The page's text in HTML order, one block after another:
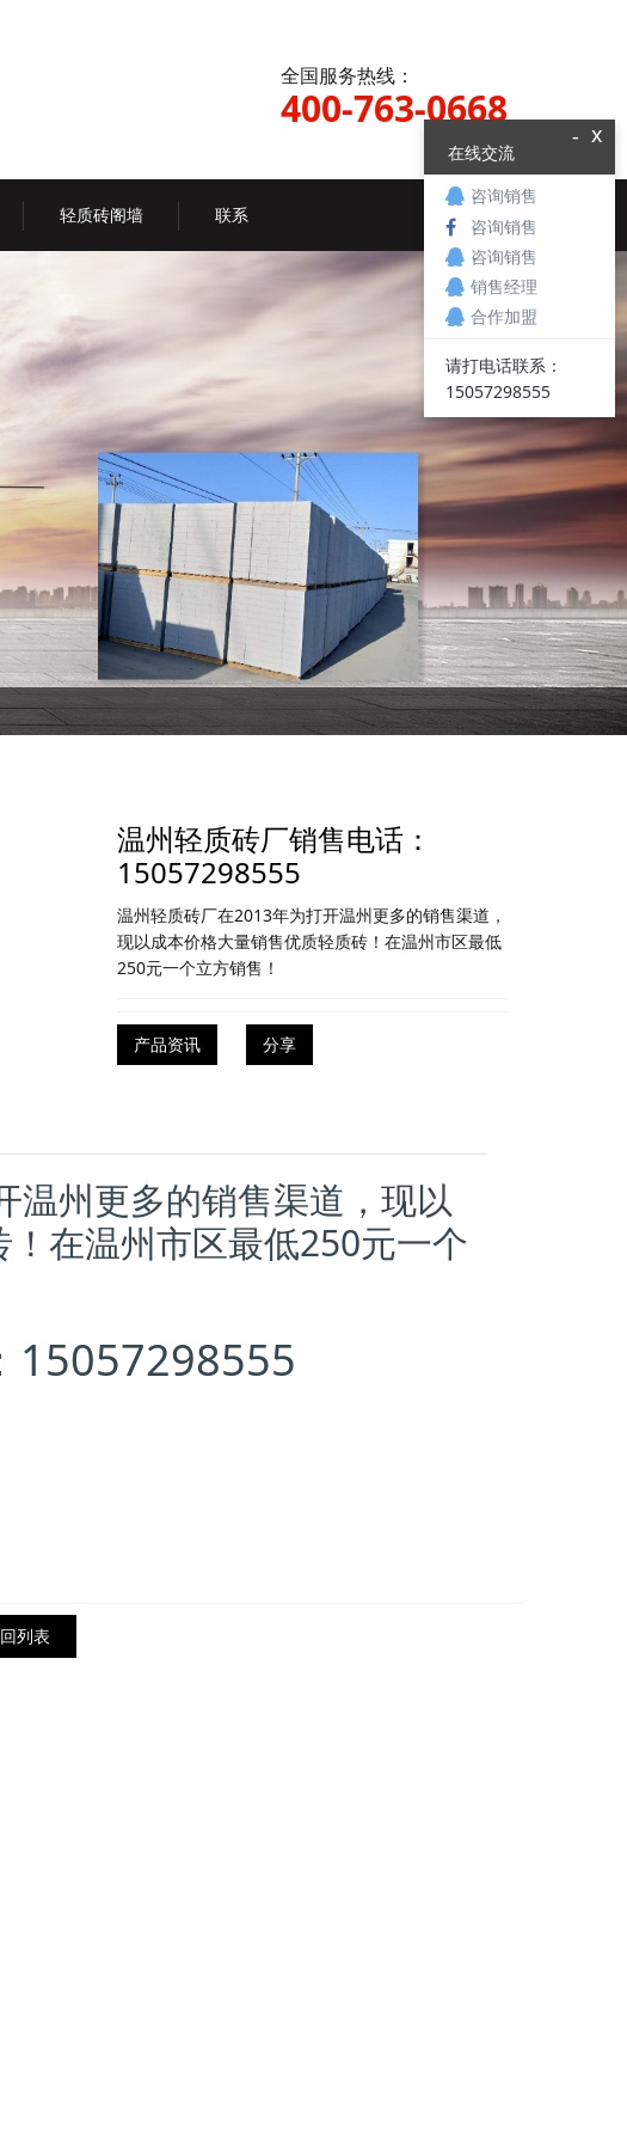
全国服务热线：
400-763-0668
轻质砖阁墙 联系
温州轻质砖厂销售电话：
15057298555
温州轻质砖厂在2013年为打开温州更多的销售渠道，
现以成本价格大量销售优质轻质砖！在温州市区最低
250元一个立方销售！
产品资讯 分享
温州更多的销售渠道，现以
在温州市区最低250元一个
15057298555
列表
x
-
在线交流
咨询销售
咨询销售
咨询销售
销售经理
合作加盟
请打电话联系：
15057298555